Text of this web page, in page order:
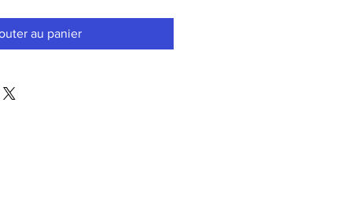
au panier